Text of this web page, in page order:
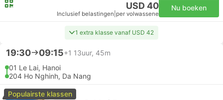
USD 40
Inclusief belastingen per volwassene
Nu boeken
1 extra klasse vanaf USD 42
19:30 09:15+1 13uur, 45m
01 Le Lai, Hanoi
204 Ho Nghinh, Da Nang
Populairste klassen